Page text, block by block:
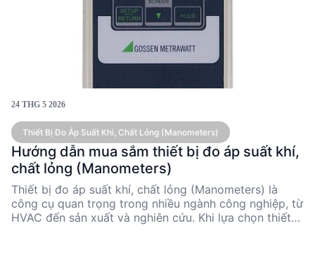
24 THG 5 2026
Thiết Bị Đo Áp Suất Khí, Chất Lỏng (Manometers)
Hướng dẫn mua sắm thiết bị đo áp suất khí,
chất lỏng (Manometers)
Thiết bị đo áp suất khí, chất lỏng (Manometers) là
công cụ quan trọng trong nhiều ngành công nghiệp, từ
HVAC đến sản xuất và nghiên cứu. Khi lựa chọn thiết